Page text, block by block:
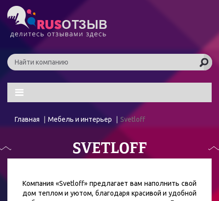
Главная Мебель и интерьер Svetloff
SVETLOFF
Компания «Svetloff» предлагает вам наполнить свой
дом теплом и уютом, благодаря красивой и удобной